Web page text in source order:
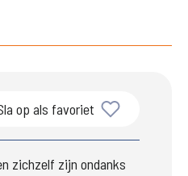
op als favoriet
zichzelf zijn ondanks